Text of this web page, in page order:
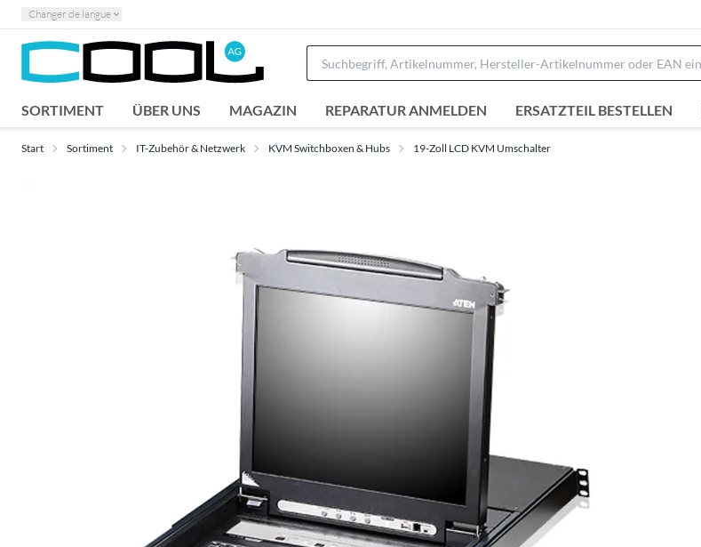
Changer de langue
SORTIMENT ÜBER UNS MAGAZIN REPARATUR ANMELDEN ERSATZTEIL BESTELLEN
Start Sortiment IT-Zubehör & Netzwerk KVM Switchboxen & Hubs 19-Zoll LCD KVM Umschalter